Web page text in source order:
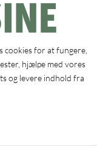
cookies for at fungere,
hjælpe med vores
og levere indhold fra